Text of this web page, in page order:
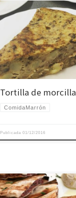
Tortilla de morcilla
ComidaMarrón
Publicada01/12/2016